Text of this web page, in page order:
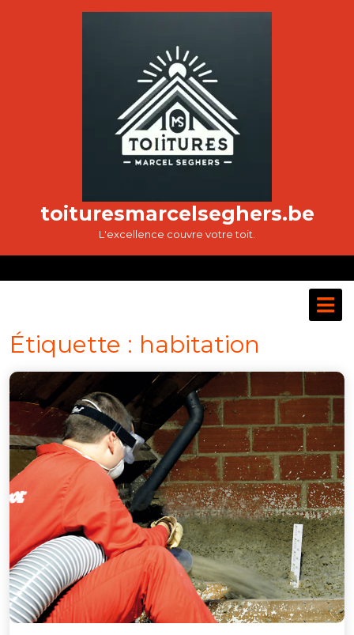
toituresmarcelseghers.be
L'excellence couvre votre toit.
Étiquette : habitation